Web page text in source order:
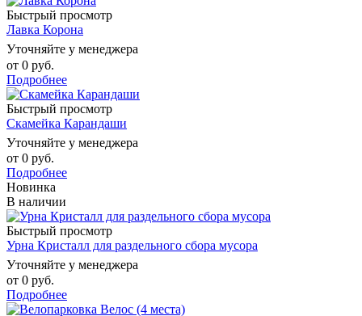
Быстрый просмотр
Лавка Корона
Уточняйте у менеджера
от 0 руб.
Подробнее
Быстрый просмотр
Скамейка Карандаши
Уточняйте у менеджера
от 0 руб.
Подробнее
Новинка
В наличии
Быстрый просмотр
Урна Кристалл для раздельного сбора мусора
Уточняйте у менеджера
от 0 руб.
Подробнее